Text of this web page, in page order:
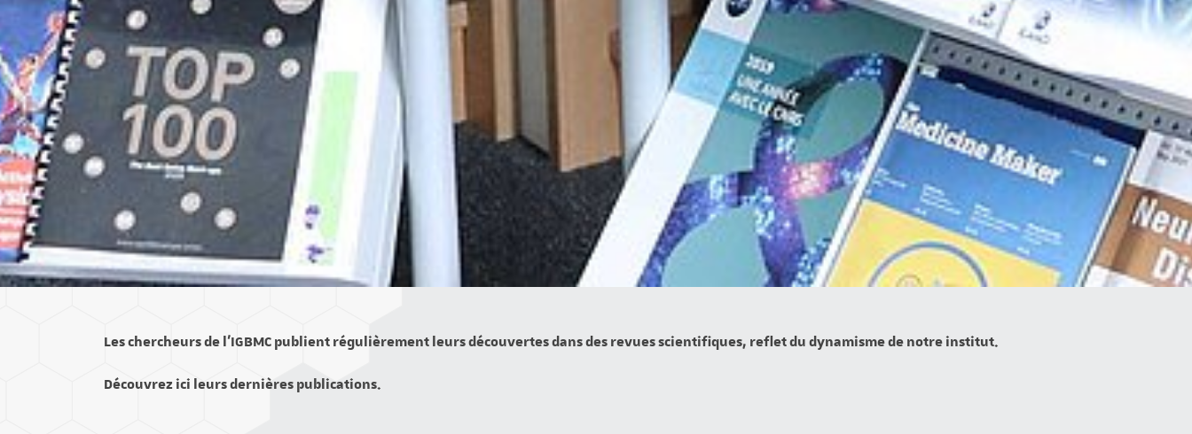
Les chercheurs de l’IGBMC publient régulièrement leurs découvertes dans des revues scientifiques, reflet du dynamisme de notre institut.
Découvrez ici leurs dernières publications.